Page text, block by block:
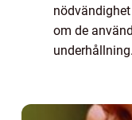
om de